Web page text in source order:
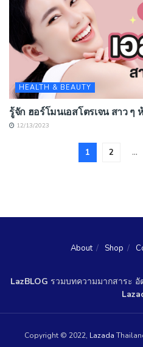
HEALTH & BEAUTY
รู้จัก ฮอร์โมนเอสโตรเจน สาว ๆ
12/13/2023
1 2 …
About Shop
LazBLOG รวมบทความมากสาระ อั
Copyright © 2022, Lazada